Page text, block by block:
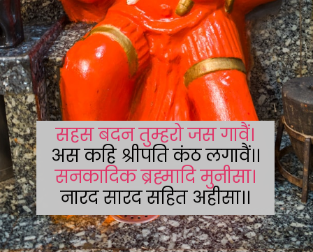
सहस बदन तुम्हरो जस गावैं।
सनकादिक ब्रह्मादि मुनीसा।
नारद सारद सहित अहीसा।।